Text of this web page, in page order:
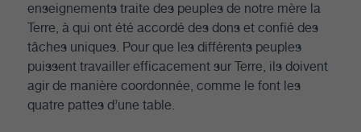
enseignements traite des peuples de notre mère la
Terre, à qui ont été accordé des dons et confié des
tâches uniques. Pour que les différents peuples
puissent travailler efficacement sur Terre, ils doivent
agir de manière coordonnée, comme le font les
quatre pattes d’une table.